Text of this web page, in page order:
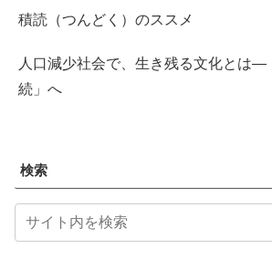
積読（つんどく）のススメ
人口減少社会で、生き残る文化とは―
続」へ
検索